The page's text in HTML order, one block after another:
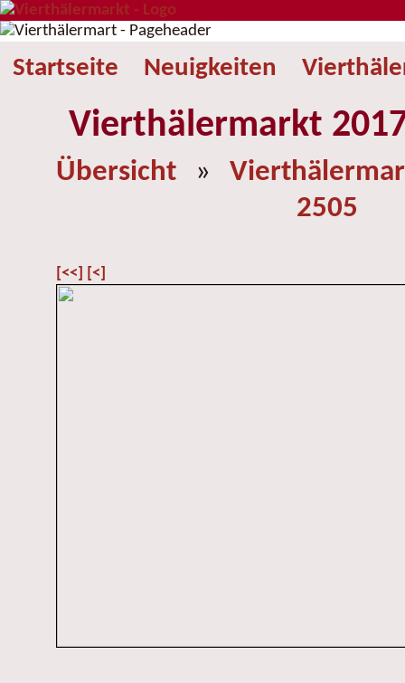
Startseite Neuigkeiten
Vierthälermarkt
Übersicht »
2505
[<<] [<]